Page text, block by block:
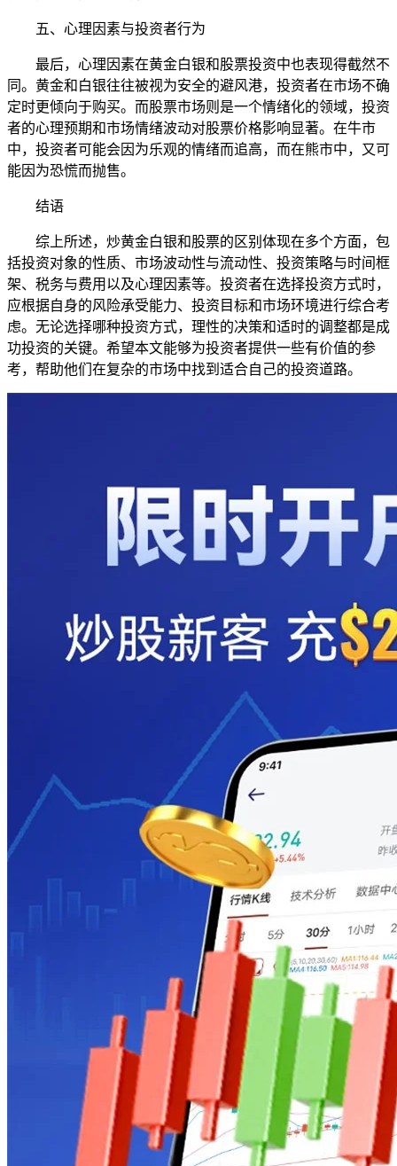
五、心理因素与投资者行为
最后，心理因素在黄金白银和股票投资中也表现得截然不
同。黄金和白银往往被视为安全的避风港，投资者在市场不确
定时更倾向于购买。而股票市场则是一个情绪化的领域，投资
者的心理预期和市场情绪波动对股票价格影响显著。在牛市
中，投资者可能会因为乐观的情绪而追高，而在熊市中，又可
能因为恐慌而抛售。
结语
综上所述，炒黄金白银和股票的区别体现在多个方面，包
括投资对象的性质、市场波动性与流动性、投资策略与时间框
架、税务与费用以及心理因素等。投资者在选择投资方式时，
应根据自身的风险承受能力、投资目标和市场环境进行综合考
虑。无论选择哪种投资方式，理性的决策和适时的调整都是成
功投资的关键。希望本文能够为投资者提供一些有价值的参
考，帮助他们在复杂的市场中找到适合自己的投资道路。